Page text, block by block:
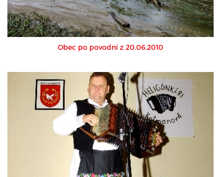
Obec po povodni z 20.06.2010